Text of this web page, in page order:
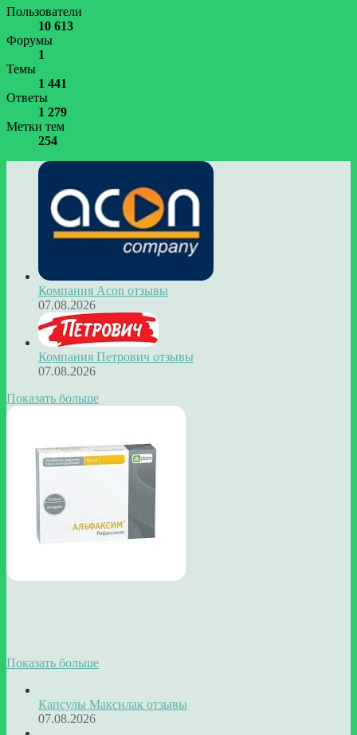
Пользователи
10 613
Форумы
1
Темы
1 441
Ответы
1 279
Метки тем
254
Компания Acon отзывы
07.08.2026
Компания Петрович отзывы
07.08.2026
Показать больше
Показать больше
Капсулы Максилак отзывы
07.08.2026